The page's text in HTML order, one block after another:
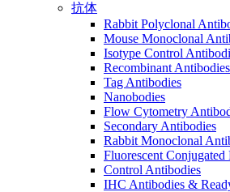
抗体
Rabbit Polyclonal
Mouse Monoclonal
Isotype Control
Recombinant Antibodies
Tag Antibodies
Nanobodies
Flow Cytometry
Secondary Antibodies
Rabbit Monoclonal
Fluorescent
Control Antibodies
IHC Antibodies &